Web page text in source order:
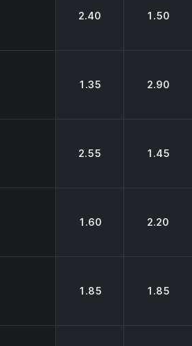
2.40 1.50
1.35 2.90
2.55 1.45
1.60 2.20
1.85 1.85